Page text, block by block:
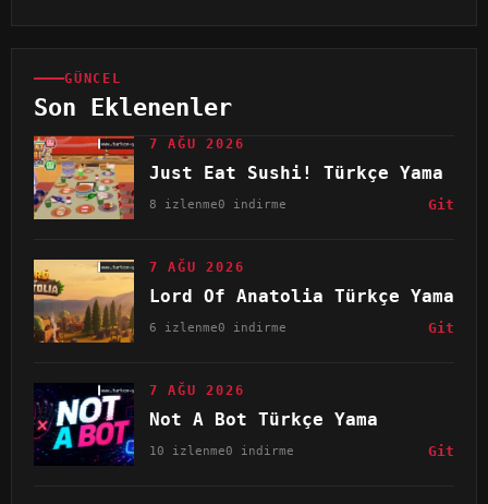
GÜNCEL
Son Eklenenler
7 AĞU 2026
Just Eat Sushi! Türkçe Yama
8 izlenme0 indirme Git
7 AĞU 2026
Lord Of Anatolia Türkçe Yama
6 izlenme0 indirme Git
7 AĞU 2026
Not A Bot Türkçe Yama
10 izlenme0 indirme Git